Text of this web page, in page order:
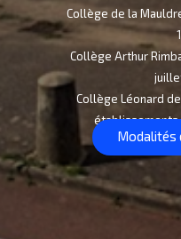
Collège de la
Collège Arthur
Collège Léonard de
établissements
Modalités